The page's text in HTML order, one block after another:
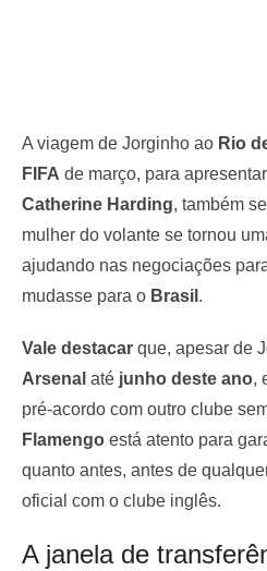
A viagem de Jorginho ao Rio
FIFA de março, para
Catherine Harding, também
mulher do volante se tornou
ajudando nas negociações
mudasse para o Brasil .
Vale destacar que, apesar de
Arsenal até junho deste ano,
pré-acordo com outro clube
Flamengo está atento para
quanto antes, antes de
oficial com o clube inglês.
A janela de